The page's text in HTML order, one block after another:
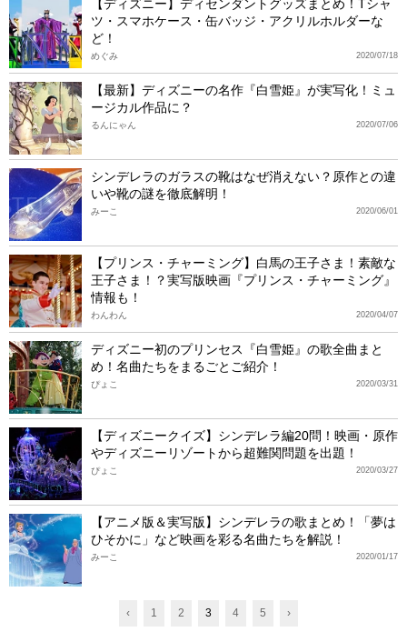
【ディズニー】ディセンダントグッズまとめ！Tシャ
ツ・スマホケース・缶バッジ・アクリルホルダーな
ど！
2020/07/18
めぐみ
【最新】ディズニーの名作『白雪姫』が実写化！ミュ
ージカル作品に？
2020/07/06
るんにゃん
シンデレラのガラスの靴はなぜ消えない？原作との違
いや靴の謎を徹底解明！
2020/06/01
みーこ
【プリンス・チャーミング】白馬の王子さま！素敵な
王子さま！？実写版映画『プリンス・チャーミング』
情報も！
2020/04/07
わんわん
ディズニー初のプリンセス『白雪姫』の歌全曲まと
め！名曲たちをまるごとご紹介！
2020/03/31
ぴょこ
【ディズニークイズ】シンデレラ編20問！映画・原作
やディズニーリゾートから超難関問題を出題！
2020/03/27
ぴょこ
【アニメ版＆実写版】シンデレラの歌まとめ！「夢は
ひそかに」など映画を彩る名曲たちを解説！
2020/01/17
みーこ
‹ 1 2 3 4 5 ›